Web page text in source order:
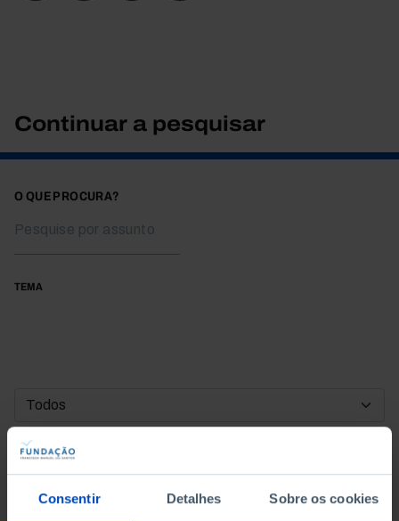
Consentir Detalhes Sobre os cookies
Continuar a pesquisar
O QUE PROCURA?
TEMA
DATA DE INÍCIO
DATA DE FIM